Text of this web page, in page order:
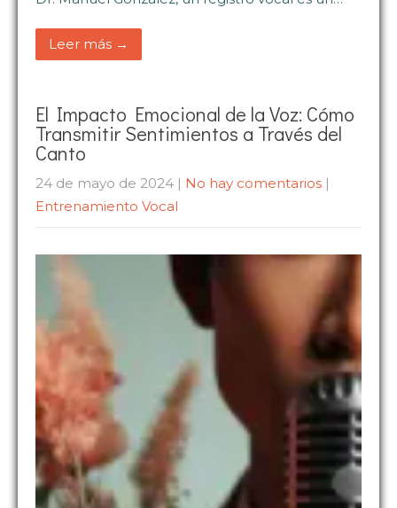
Leer más →
El Impacto Emocional de la Voz: Cómo
Transmitir Sentimientos a Través del
Canto
24 de mayo de 2024 | No hay comentarios |
Entrenamiento Vocal